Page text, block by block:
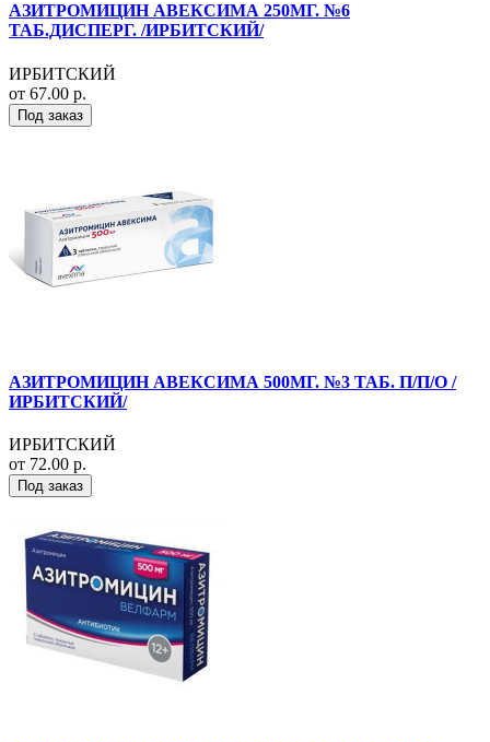
АЗИТРОМИЦИН АВЕКСИМА 250МГ. №6
ТАБ.ДИСПЕРГ. /ИРБИТСКИЙ/
ИРБИТСКИЙ
от 67.00 р.
Под заказ
АЗИТРОМИЦИН АВЕКСИМА 500МГ. №3 ТАБ. П/П/О /
ИРБИТСКИЙ/
ИРБИТСКИЙ
от 72.00 р.
Под заказ